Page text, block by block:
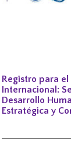
Registro para el
Internacional:
Desarrollo
Estratégica y